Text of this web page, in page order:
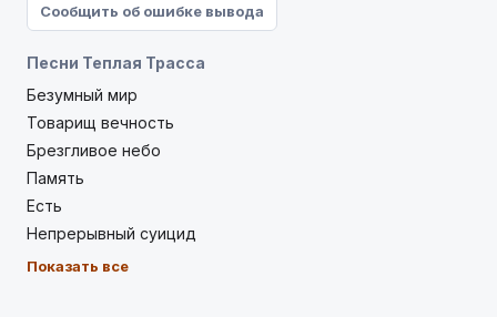
Песни Теплая Трасса
Безумный мир
Товарищ вечность
Брезгливое небо
Память
Есть
Непрерывный суицид
Показать все
Сообщить об ошибке вывода